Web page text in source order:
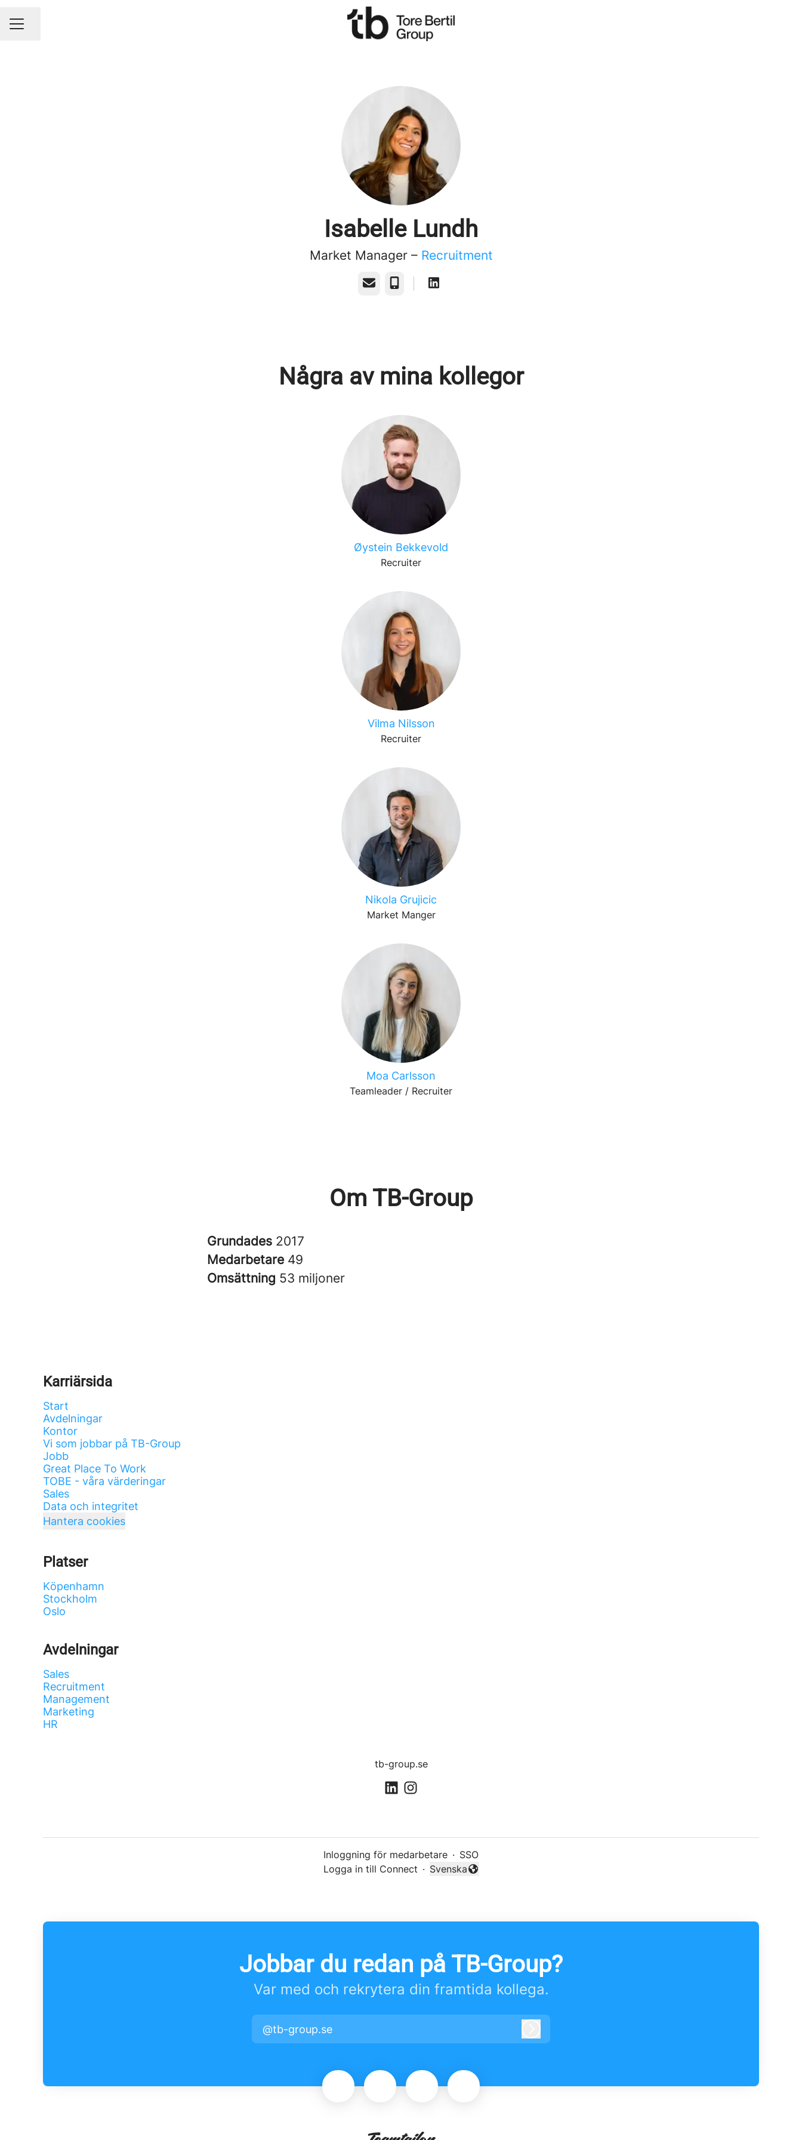
KARRIÄRMENY
Dela sidan
Isabelle Lundh
Market Manager – Recruitment
E-postTelefon
Några av mina kollegor
Øystein Bekkevold
Recruiter
Vilma Nilsson
Recruiter
Nikola Grujicic
Market Manger
Moa Carlsson
Teamleader / Recruiter
Om TB-Group
Grundades 2017
Medarbetare 49
Omsättning 53 miljoner
Karriärsida
Start
Avdelningar
Kontor
Vi som jobbar på TB-Group
Jobb
Great Place To Work
TOBE - våra värderingar
Sales
Data och integritet
Hantera cookies
Platser
Köpenhamn
Stockholm
Oslo
Avdelningar
Sales
Recruitment
Management
Marketing
HR
tb-group.se
Inloggning för medarbetare · SSO
Logga in till Connect ·
Byt språk
Svenska
Jobbar du redan på TB-Group?
Var med och rekrytera din framtida kollega.
@tb-group.se